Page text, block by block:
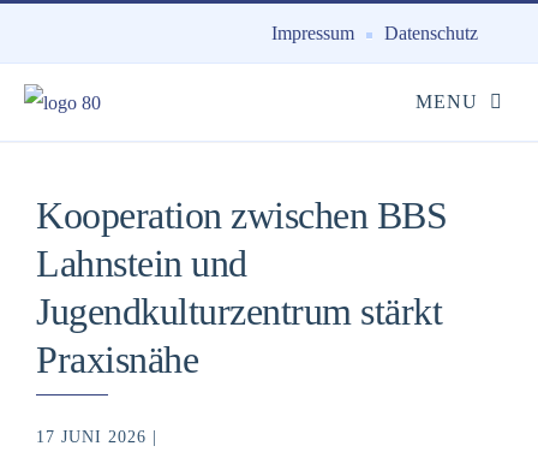
Impressum Datenschutz
Kooperation zwischen BBS
Lahnstein und
Jugendkulturzentrum stärkt
Praxisnähe
17 JUNI 2026 |